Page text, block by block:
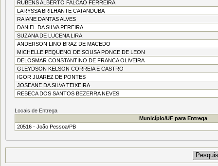
RUBENS ALBERTO FALCAO FERREIRA
LARYSSA BRILHANTE CATANDUBA
RAIANE DANTAS ALVES
DANIEL DA SILVA PEREIRA
SUZANA DE LUCENA LIRA
ANDERSON LINO BRAZ DE MACEDO
MICHELLE PEQUENO DE SOUSA PONCE DE LEON
DELOSMAR CONSTANTINO DE FRANCA OLIVEIRA
GLEYDSON KELSON CORREIA E CASTRO
IGOR JUAREZ DE PONTES
JOSEANE DA SILVA TEIXEIRA
REBECA DOS SANTOS BEZERRA NEVES
Locais de Entrega
Município/UF para Entrega
20516 - João Pessoa/PB